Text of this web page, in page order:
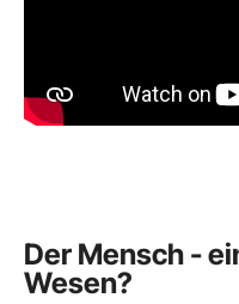
Der Mensch -
Wesen?